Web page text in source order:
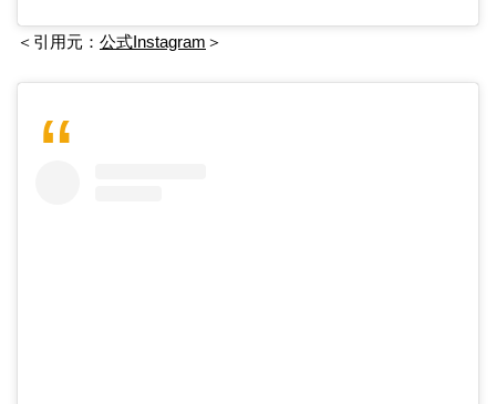
＜引用元： 公式Instagram ＞